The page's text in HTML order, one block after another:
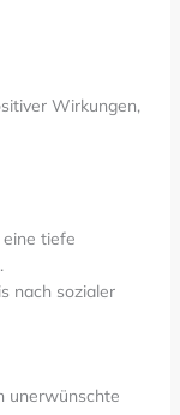
Wirkungen,
tiefe
nach sozialer
unerwünschte